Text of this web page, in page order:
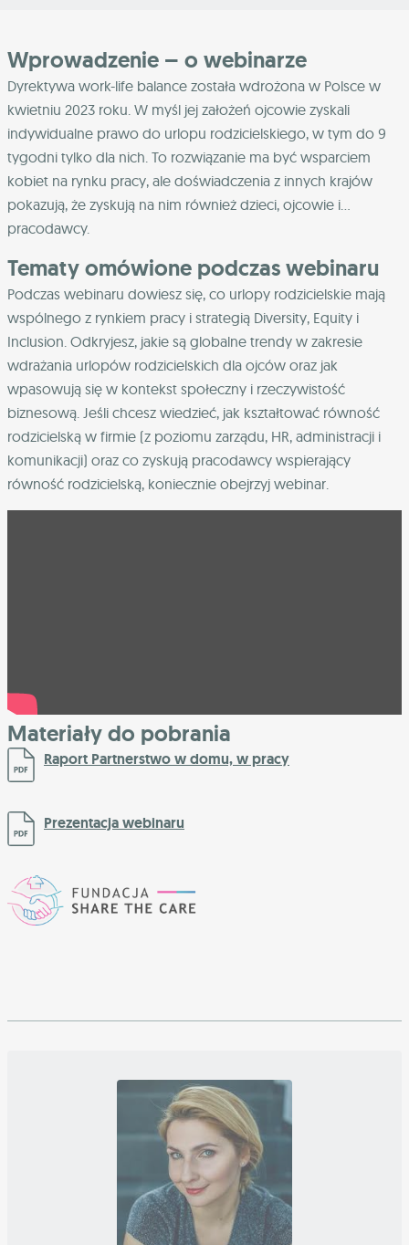
Wprowadzenie – o webinarze
Dyrektywa work-life balance została wdrożona w Polsce w
kwietniu 2023 roku. W myśl jej założeń ojcowie zyskali
indywidualne prawo do urlopu rodzicielskiego, w tym do 9
tygodni tylko dla nich. To rozwiązanie ma być wsparciem
kobiet na rynku pracy, ale doświadczenia z innych krajów
pokazują, że zyskują na nim również dzieci, ojcowie i…
pracodawcy.
Tematy omówione podczas webinaru
Podczas webinaru dowiesz się, co urlopy rodzicielskie mają
wspólnego z rynkiem pracy i strategią Diversity, Equity i
Inclusion. Odkryjesz, jakie są globalne trendy w zakresie
wdrażania urlopów rodzicielskich dla ojców oraz jak
wpasowują się w kontekst społeczny i rzeczywistość
biznesową. Jeśli chcesz wiedzieć, jak kształtować równość
rodzicielską w firmie (z poziomu zarządu, HR, administracji i
komunikacji) oraz co zyskują pracodawcy wspierający
równość rodzicielską, koniecznie obejrzyj webinar.
Materiały do pobrania
Raport Partnerstwo w domu, w pracy
Prezentacja webinaru